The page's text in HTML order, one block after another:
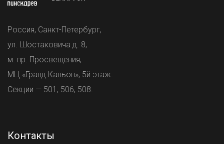
Россия, Санкт-Петербург,
ул. Шостаковича д. 8,
м. пр. Просвещения,
МЦ «Гранд Каньон», 5й этаж.
Секции — 501, 506, 508.
Контакты